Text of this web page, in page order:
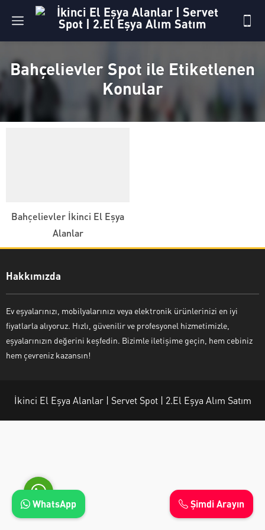
Bahçelievler Spot ile Etiketlenen
Konular
Bahçelievler İkinci El Eşya
Alanlar
Hakkımızda
Ev eşyalarınızı, mobilyalarınızı veya elektronik ürünlerinizi en iyi
fiyatlarla alıyoruz. Hızlı, güvenilir ve profesyonel hizmetimizle,
eşyalarınızın değerini keşfedin. Bizimle iletişime geçin, hem cebiniz
hem çevreniz kazansın!
İkinci El Eşya Alanlar | Servet Spot | 2.El Eşya Alım Satım
Ayşe Yılmaz
Şimdi Arayın
WhatsApp